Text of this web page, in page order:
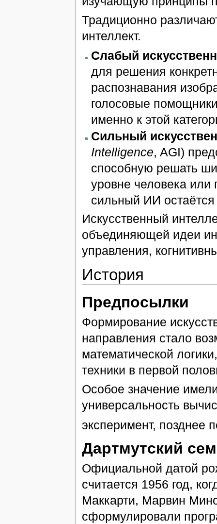
Традиционно
интеллект.
Слабый
для решения
распознавания
голосовые
именно к этой
Сильный
Intelligence, AGI)
способную решать
уровне человека или
сильный ИИ
Искусственный
объединяющей идеи
управления,
История
Предпосылки
Формирование
направления стало
математической
техники в первой
Особое значение
универсальность
эксперимент, позднее
Дартмутский
Официальной датой
считается 1956 год,
Маккарти, Марвин
сформулировали